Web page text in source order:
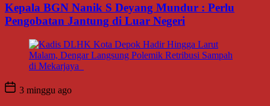
Kepala BGN Nanik S Deyang Mundur : Perlu
Pengobatan Jantung di Luar Negeri
3 minggu ago